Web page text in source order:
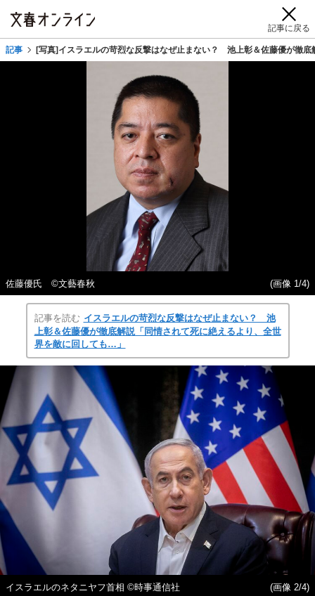
記事に戻る
記事 [写真]イスラエルの苛烈な反撃はなぜ止まない？ 池上彰＆佐藤優が徹
佐藤優氏 ©文藝春秋 (画像 1/4)
記事を読む イスラエルの苛烈な反撃はなぜ止まない？ 池
上彰＆佐藤優が徹底解説「同情されて死に絶えるより、全世
界を敵に回しても…」
イスラエルのネタニヤフ首相 ©時事通信社
(画像 2/4)